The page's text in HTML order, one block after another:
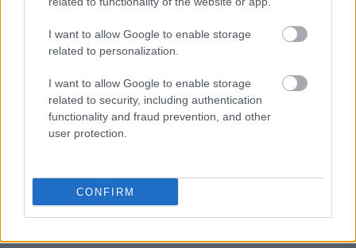
I want to allow Google to enable storage
related to personalization.
I want to allow Google to enable storage
related to security, including authentication
functionality and fraud prevention, and other
user protection.
CONFIRM
Νόσος Πάρκινσον
Διαβήτης τύπου 2
Καρκίνος του ήπατος
Καρκίνος του παχέος εντέρου